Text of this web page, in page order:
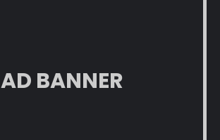
AD BANNER